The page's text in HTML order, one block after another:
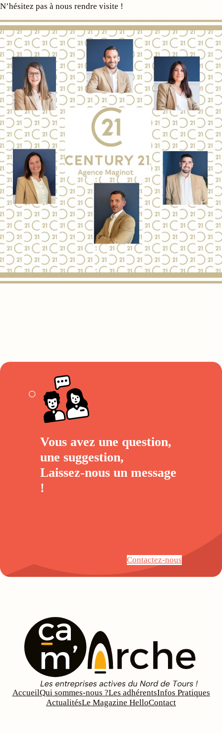
N’hésitez pas à nous rendre visite !
Vous avez une question,
une suggestion,
Laissez-nous un message
!
Contactez-nous
AccueilQui sommes-nous ?Les adhérentsInfos Pratiques
ActualitésLe Magazine HelloContact